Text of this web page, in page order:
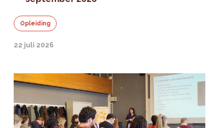
Opleiding
22 juli 2026